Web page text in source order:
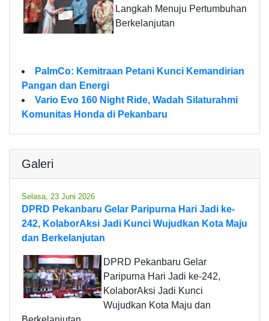
Langkah Menuju Pertumbuhan
Berkelanjutan
PalmCo: Kemitraan Petani Kunci Kemandirian
Pangan dan Energi
Vario Evo 160 Night Ride, Wadah Silaturahmi
Komunitas Honda di Pekanbaru
Galeri
Selasa, 23 Juni 2026
DPRD Pekanbaru Gelar Paripurna Hari Jadi ke-
242, KolaborAksi Jadi Kunci Wujudkan Kota Maju
dan Berkelanjutan
DPRD Pekanbaru Gelar
Paripurna Hari Jadi ke-242,
KolaborAksi Jadi Kunci
Wujudkan Kota Maju dan